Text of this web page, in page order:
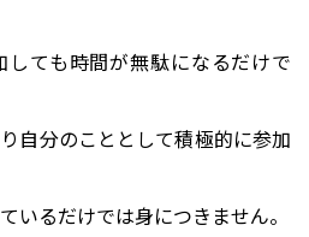
ても時間が無駄になるだけで
自分のこととして積極的に参加
いるだけでは身につきません。